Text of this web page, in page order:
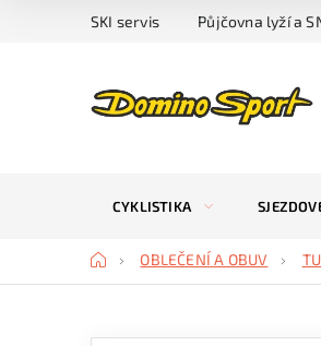
SKI servis Půjčovna lyží a
CYKLISTIKA
DomůOBLEČENÍ A OBUV